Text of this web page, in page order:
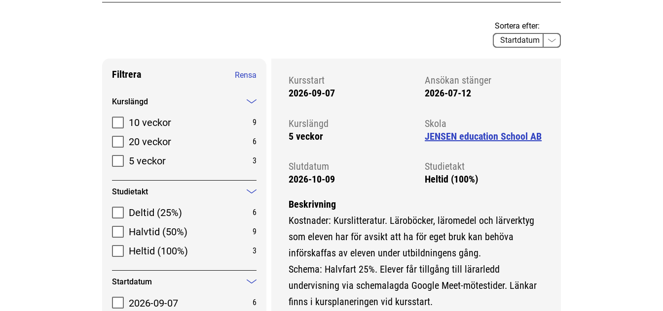
Sortera efter:
Filtrera Rensa
Filtrera sökresultat
Kurslängd
10 veckor
9
20 veckor 6
5 veckor 3
Studietakt
Mindre information
Deltid (25%)
6
Halvtid (50%) 9
Heltid (100%) 3
Startdatum
Mindre information
2026-09-07
6
Kursstart
2026-09-07
Ansökan stänger
2026-07-12
Kurslängd
5 veckor
Skola
JENSEN education School AB
Slutdatum
2026-10-09
Studietakt
Heltid (100%)
Beskrivning
Kostnader: Kurslitteratur. Läroböcker, läromedel och lärverktyg
som eleven har för avsikt att ha för eget bruk kan behöva
införskaffas av eleven under utbildningens gång.
Schema: Halvfart 25%. Elever får tillgång till lärarledd
undervisning via schemalagda Google Meet-mötestider. Länkar
finns i kursplaneringen vid kursstart.